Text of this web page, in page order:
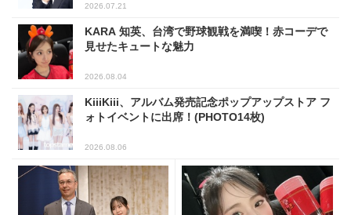
2026.07.21
KARA 知英、台湾で野球観戦を満喫！赤コーデで
見せたキュートな魅力
2026.08.04
KiiiKiii、アルバム発売記念ポップアップストア フ
ォトイベントに出席！(PHOTO14枚)
2026.08.06